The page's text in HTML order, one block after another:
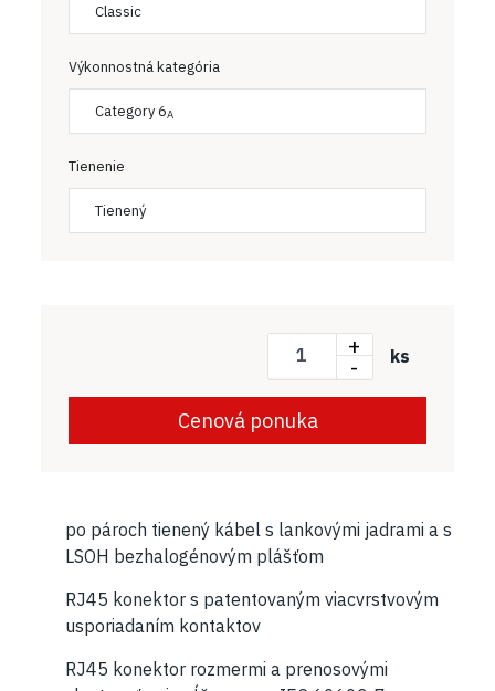
Classic
Výkonnostná kategória
Category 6A
Tienenie
Tienený
+
- ks
Cenová ponuka
po pároch tienený kábel s lankovými jadrami a s
LSOH bezhalogénovým plášťom
RJ45 konektor s patentovaným viacvrstvovým
usporiadaním kontaktov
RJ45 konektor rozmermi a prenosovými